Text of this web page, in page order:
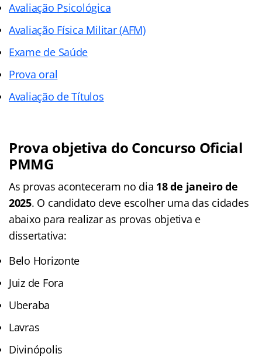
Avaliação Psicológica
Avaliação Física Militar (AFM)
Exame de Saúde
Prova oral
Avaliação de Títulos
Prova objetiva do Concurso Oficial
PMMG
As provas aconteceram no dia 18 de janeiro de
2025. O candidato deve escolher uma das cidades
abaixo para realizar as provas objetiva e
dissertativa:
Belo Horizonte
Juiz de Fora
Uberaba
Lavras
Divinópolis